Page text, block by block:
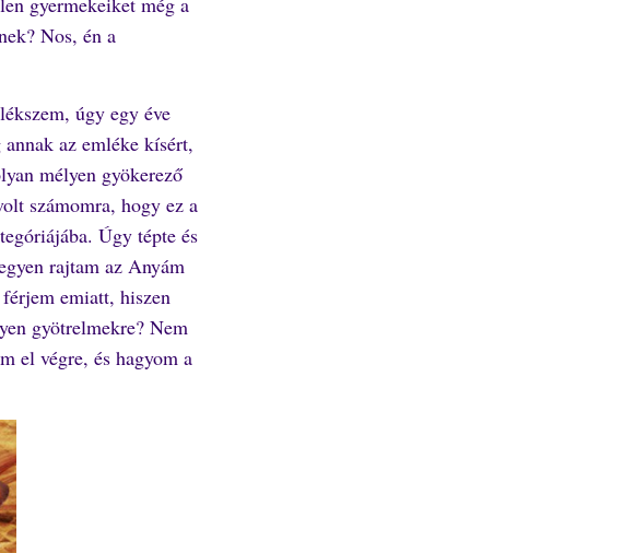
Nos, én a
úgy egy éve
az emléke kísért,
mélyen gyökerező
számomra, hogy ez a
Úgy tépte és
rajtam az Anyám
emiatt, hiszen
gyötrelmekre? Nem
el végre, és hagyom a